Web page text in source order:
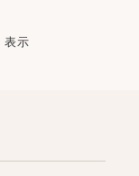
表示